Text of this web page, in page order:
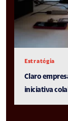
Estratégia
Claro
iniciativa